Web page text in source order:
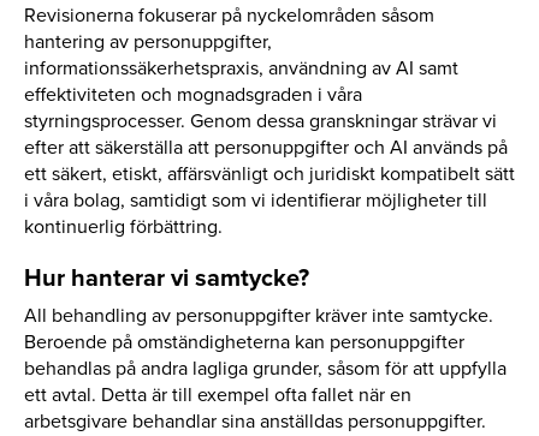
Revisionerna fokuserar på nyckelområden såsom
hantering av personuppgifter,
informationssäkerhetspraxis, användning av AI samt
effektiviteten och mognadsgraden i våra
styrningsprocesser. Genom dessa granskningar strävar vi
efter att säkerställa att personuppgifter och AI används på
ett säkert, etiskt, affärsvänligt och juridiskt kompatibelt sätt
i våra bolag, samtidigt som vi identifierar möjligheter till
kontinuerlig förbättring.
Hur hanterar vi samtycke?
All behandling av personuppgifter kräver inte samtycke.
Beroende på omständigheterna kan personuppgifter
behandlas på andra lagliga grunder, såsom för att uppfylla
ett avtal. Detta är till exempel ofta fallet när en
arbetsgivare behandlar sina anställdas personuppgifter.